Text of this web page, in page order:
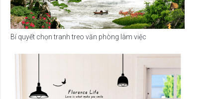
Bí quyết chọn tranh treo văn phòng làm việc